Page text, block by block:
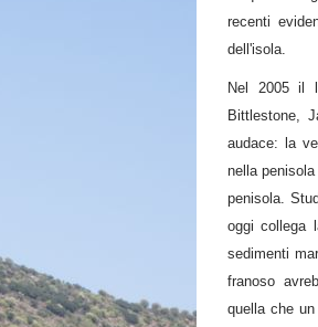
recenti
dell'isola.
Nel 2005 il
Bittlestone,
audace: la
nella
penisola.
oggi collega
sedimenti
franoso
quella che